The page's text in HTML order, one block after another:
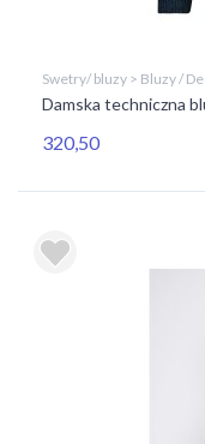
Swetry/ bluzy > Bluzy /
Damska techniczna
320,50